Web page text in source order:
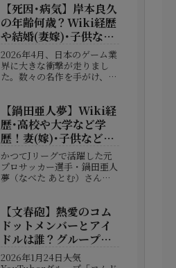
【死因･病気】岸本良久
の年齢何歳？Wiki経歴
や結婚(妻嫁)･子供など
家族構成！
2026年4月、日本のゲーム業
界に大きな衝撃が走りまし
た。数々の名作を手がけ、ア
久さんが逝去されたのです。
本記事では、岸本良久さんの
死因や年齢、これまでの経
歴、そして結婚や家族構成に
ついて...
【鍋田亜人夢】Wiki経
歴･高校や大学など学
歴！妻(嫁)･子供など家
族構成！
かつてJリーグで活躍した元
プロサッカー選手・鍋田亜人
夢（なべた あとむ）さん。
ツファンを中心に注目を集め
てきました。本記事では、鍋
田さんのサッカー人生はもち
ろん、その後の進路やプライ
ベート...
【文春砲】熱愛のコム
ドットメンバーとアイ
ドルは誰？グループど
こ？特定は？
2026年1月24日――人気